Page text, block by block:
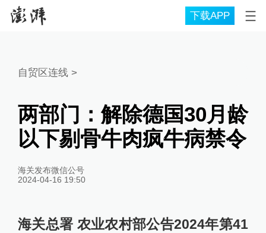
下载APP
自贸区连线>
两部门：解除德国30月龄
以下剔骨牛肉疯牛病禁令
海关发布微信公号
2024-04-16 19:50
海关总署 农业农村部公告2024年第41